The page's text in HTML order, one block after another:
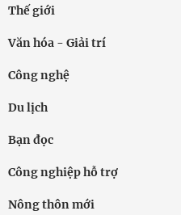
Thế giới
Văn hóa - Giải trí
Công nghệ
Du lịch
Bạn đọc
Công nghiệp hỗ trợ
Nông thôn mới